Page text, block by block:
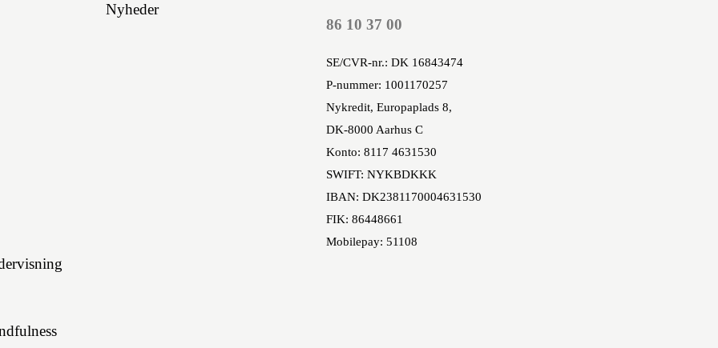
Nyheder
86 10 37 00
SE/CVR-nr.: DK 16843474
P-nummer: 1001170257
Nykredit, Europaplads 8,
DK-8000 Aarhus C
Konto: 8117 4631530
SWIFT: NYKBDKKK
IBAN: DK2381170004631530
FIK: 86448661
Mobilepay: 51108